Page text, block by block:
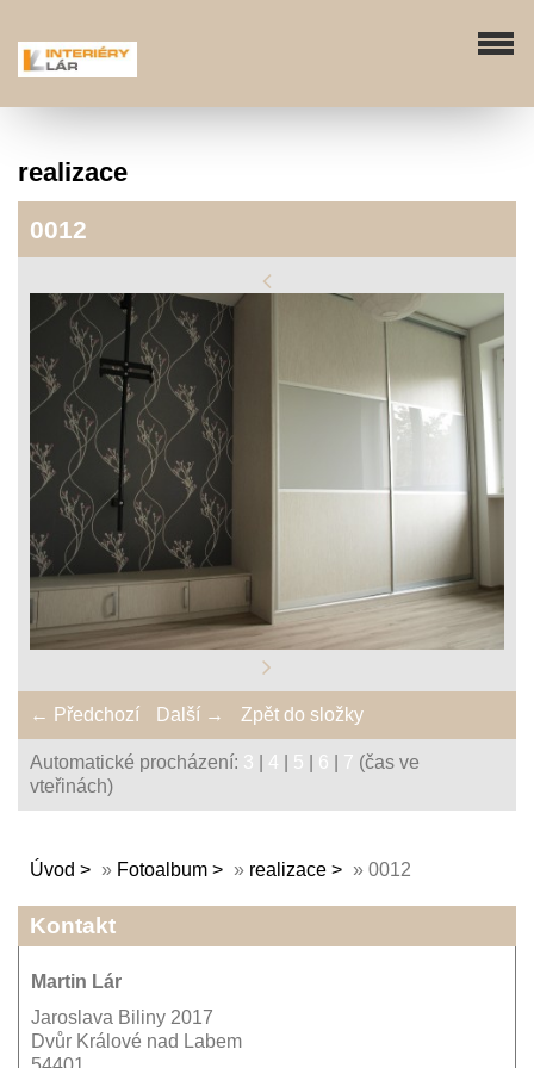
realizace
0012
← Předchozí Další → Zpět do složky
Automatické procházení: 3 4 5 6 7 (čas ve
vteřinách)
Úvod » Fotoalbum » realizace » 0012
Kontakt
Martin Lár
Jaroslava Biliny 2017
Dvůr Králové nad Labem